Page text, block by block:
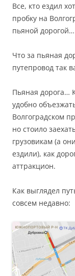
Все, кто ездил
пробку на
пьяной дорогой…
Что за пьяная
путепровод так
Пьяная дорога…
удобно
Волгоградском
но стоило
грузовикам (а
ездили), как
аттракцион.
Как выглядел
совсем недавно: